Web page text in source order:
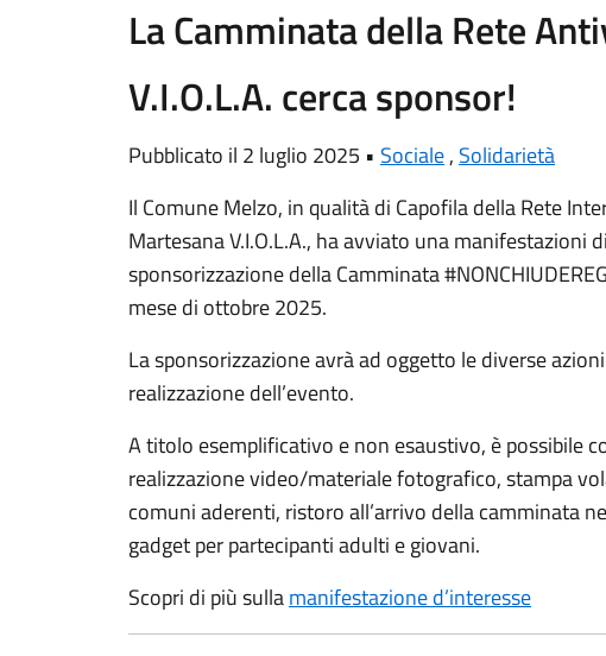
La Camminata della Rete
V.I.O.L.A. cerca sponsor!
Pubblicato il 2 luglio 2025 • Sociale, Solidarietà
Il Comune Melzo, in qualità di Capofila della Rete
Martesana V.I.O.L.A., ha avviato una manifestazioni
sponsorizzazione della Camminata
mese di ottobre 2025.
La sponsorizzazione avrà ad oggetto le diverse
realizzazione dell’evento.
A titolo esemplificativo e non esaustivo, è possibile
realizzazione video/materiale fotografico, stampa
comuni aderenti, ristoro all’arrivo della camminata
gadget per partecipanti adulti e giovani.
Scopri di più sullamanifestazione d’interesse